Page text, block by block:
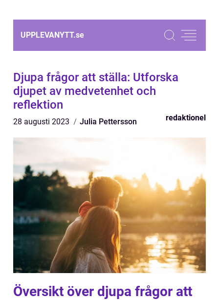
UPPLEVANYTT.se
Djupa frågor att ställa: Utforska
djupet av medvetenhet och
reflektion
28 augusti 2023 Julia Pettersson redaktionel
Översikt över djupa frågor att